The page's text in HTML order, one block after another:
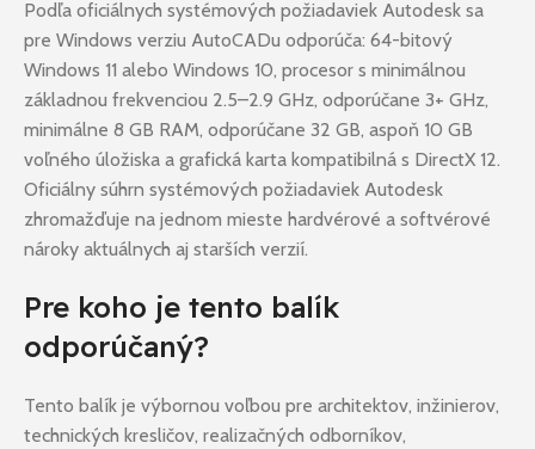
Podľa oficiálnych systémových požiadaviek Autodesk sa
pre Windows verziu AutoCADu odporúča: 64-bitový
Windows 11 alebo Windows 10, procesor s minimálnou
základnou frekvenciou 2.5–2.9 GHz, odporúčane 3+ GHz,
minimálne 8 GB RAM, odporúčane 32 GB, aspoň 10 GB
voľného úložiska a grafická karta kompatibilná s DirectX 12.
Oficiálny súhrn systémových požiadaviek Autodesk
zhromažďuje na jednom mieste hardvérové a softvérové
nároky aktuálnych aj starších verzií.
Pre koho je tento balík
odporúčaný?
Tento balík je výbornou voľbou pre architektov, inžinierov,
technických kresličov, realizačných odborníkov,